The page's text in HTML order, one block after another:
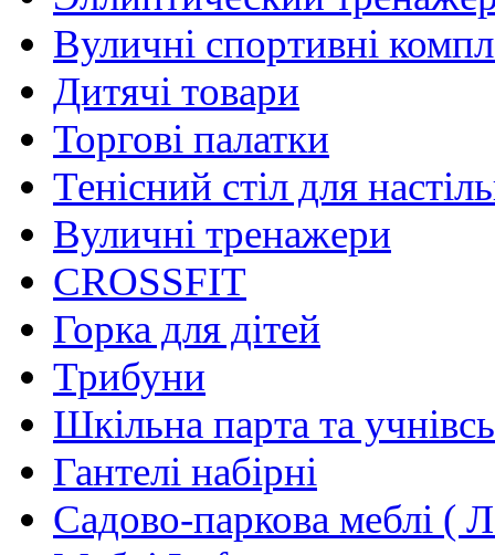
Вуличні спортивні
Дитячі товари
Торгові палатки
Тенісний стіл для
Вуличні тренажери
CROSSFIT
Горка для дітей
Трибуни
Шкільна парта та
Гантелі набірні
Садово-паркова меблі (